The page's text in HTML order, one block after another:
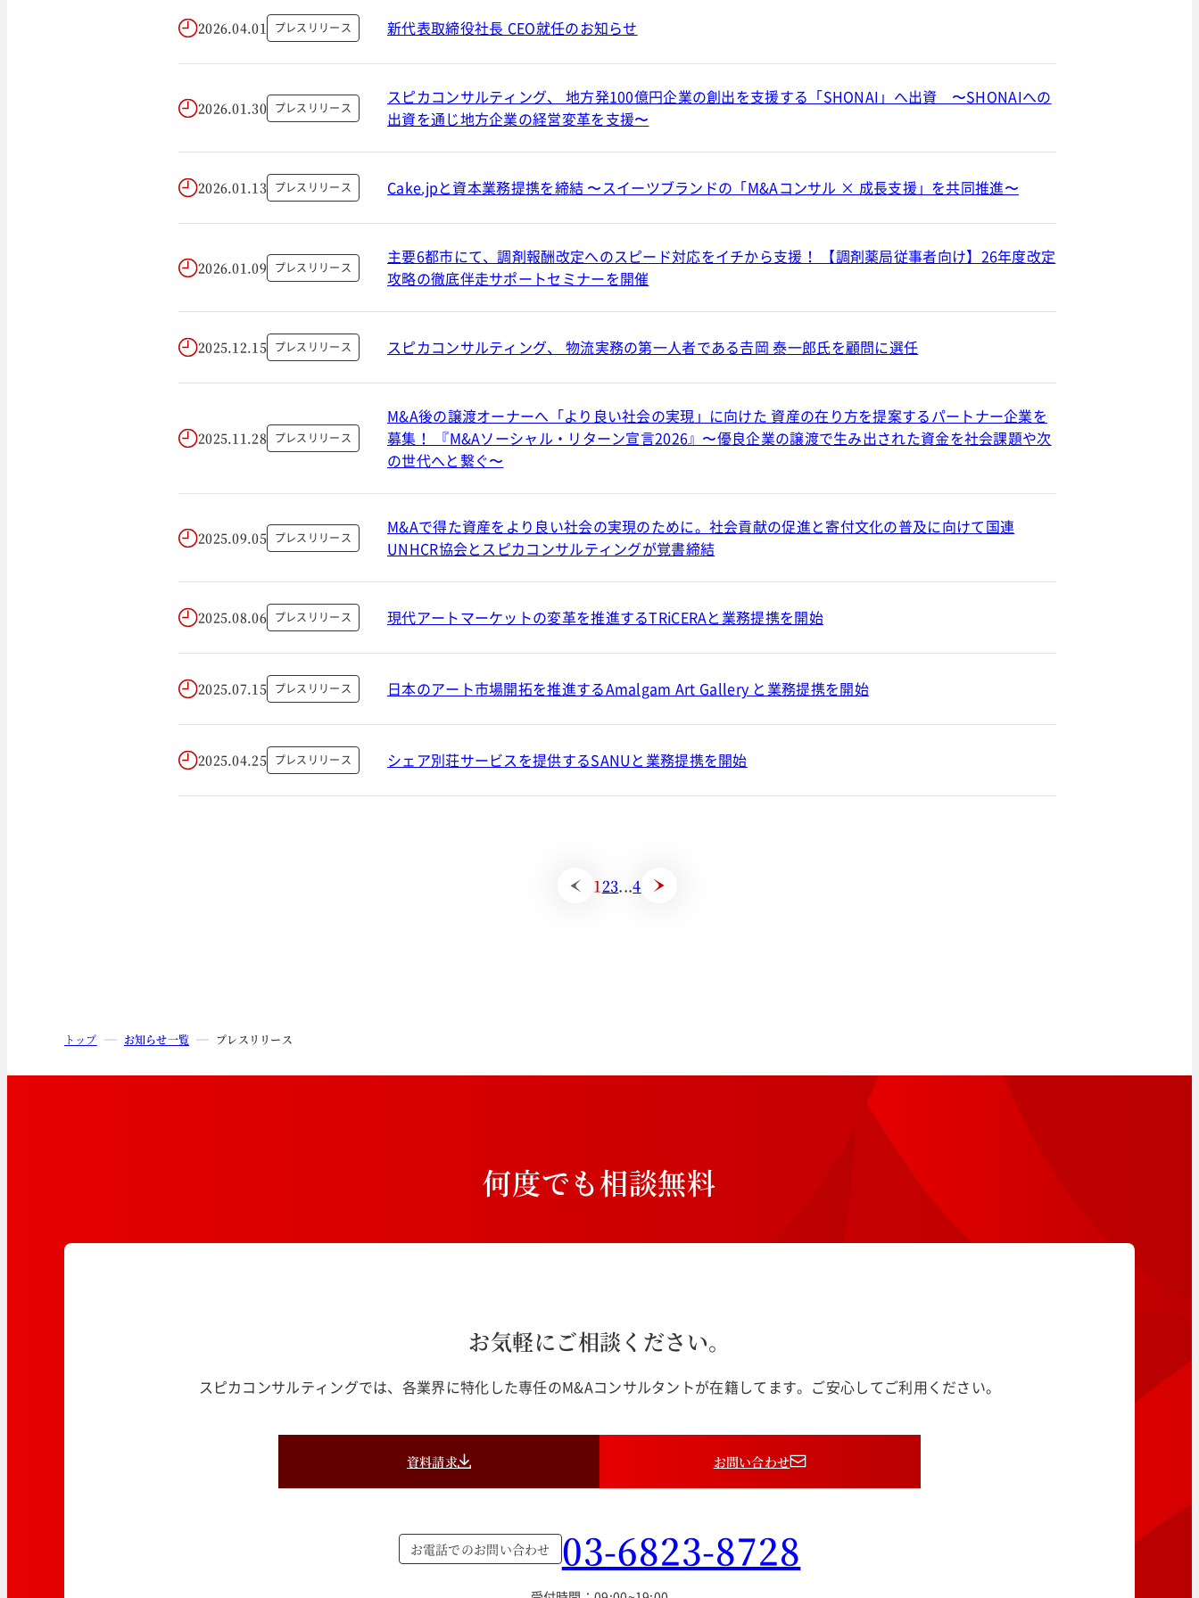
2026.04.01 プレスリリース 新代表取締役社長 CEO就任のお知らせ
2026.01.30 プレスリリース
スピカコンサルティング、 地方発100億円企業の創出を支援する「SHONAI」へ出資 〜SHONAIへの
出資を通じ地方企業の経営変革を支援〜
2026.01.13 プレスリリース Cake.jpと資本業務提携を締結 〜スイーツブランドの「M&Aコンサル × 成長支援」を共同推進〜
2026.01.09 プレスリリース
主要6都市にて、調剤報酬改定へのスピード対応をイチから支援！ 【調剤薬局従事者向け】26年度改定
攻略の徹底伴走サポートセミナーを開催
2025.12.15 プレスリリース スピカコンサルティング、 物流実務の第一人者である𠮷岡 泰一郎氏を顧問に選任
2025.11.28 プレスリリース
M&A後の譲渡オーナーへ「より良い社会の実現」に向けた 資産の在り方を提案するパートナー企業を
募集！ 『M&Aソーシャル・リターン宣言2026』〜優良企業の譲渡で生み出された資金を社会課題や次
の世代へと繋ぐ〜
2025.09.05 プレスリリース
M&Aで得た資産をより良い社会の実現のために。社会貢献の促進と寄付文化の普及に向けて国連
UNHCR協会とスピカコンサルティングが覚書締結
2025.08.06 プレスリリース 現代アートマーケットの変革を推進するTRiCERAと業務提携を開始
2025.07.15 プレスリリース 日本のアート市場開拓を推進するAmalgam Art Gallery と業務提携を開始
2025.04.25 プレスリリース シェア別荘サービスを提供するSANUと業務提携を開始
1 23...4
トップ お知らせ一覧 プレスリリース
何度でも相談無料
お気軽にご相談ください。
スピカコンサルティングでは、各業界に特化した専任のM&Aコンサルタントが在籍してます。ご安心してご利用ください。
資料請求 お問い合わせ
お電話でのお問い合わせ 03-6823-8728